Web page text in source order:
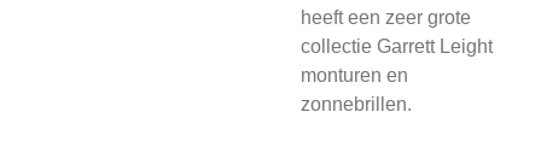
heeft een zeer grote
collectie Garrett Leight
monturen en
zonnebrillen.